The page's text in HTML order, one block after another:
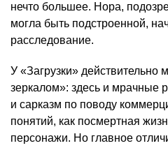
нечто большее. Нора,
могла быть подстроенной,
расследование.
У «Загрузки»
зеркалом»: здесь и мрачные
и сарказм по поводу
понятий, как посмертная
персонажи. Но главное